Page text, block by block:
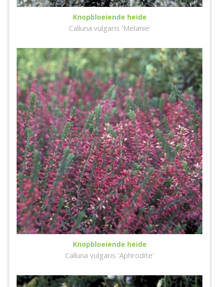
Knopbloeiende heide
Calluna vulgaris 'Melanie'
Knopbloeiende heide
Calluna vulgaris 'Aphrodite'